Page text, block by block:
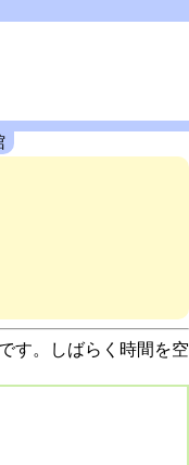
す。しばらく時間を空